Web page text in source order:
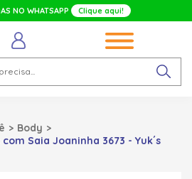
NO WHATSAPP Clique aqui!
Body
Saia Joaninha 3673 - Yuk´s